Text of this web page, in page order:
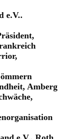
e.V..
Amberg